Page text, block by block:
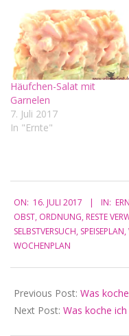
Häufchen-Salat mit
Garnelen
7. Juli 2017
In "Ernte"
07-
16
ON: 16. JULI 2017 IN:
OBST, ORDNUNG, RESTE
SELBSTVERSUCH, SPEISEPLAN,
WOCHENPLAN
Previous Post: Was
Next Post: Was koche